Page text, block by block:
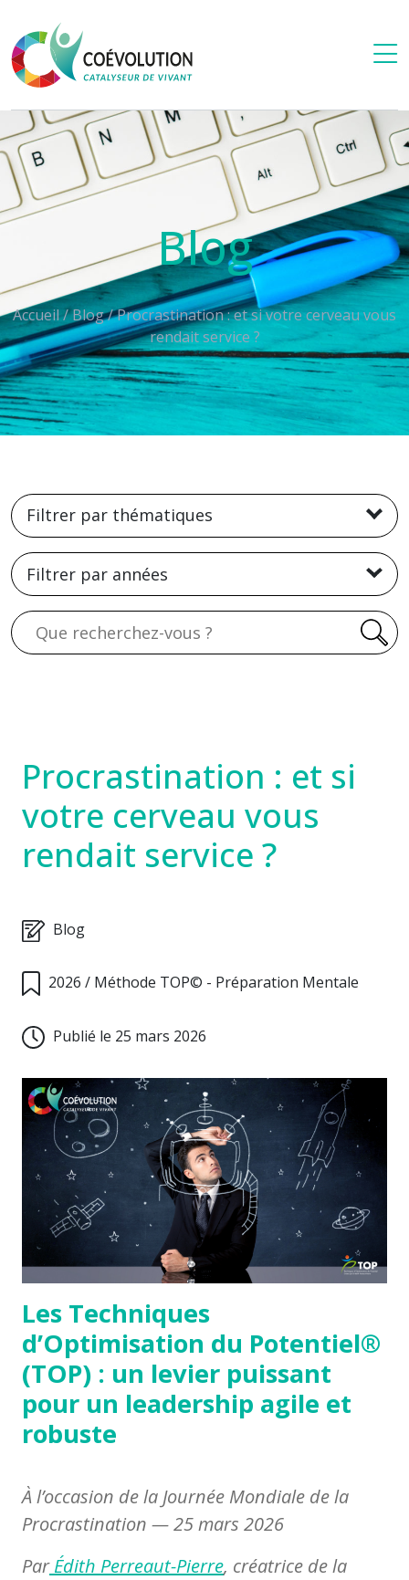
Blog
Accueil/Blog/Procrastination : et si votre cerveau vous
rendait service ?
Filtrer par thématiques
Filtrer par années
Procrastination : et si
votre cerveau vous
rendait service ?
Blog
2026 / Méthode TOP© - Préparation Mentale
Publié le 25 mars 2026
Les Techniques
d’Optimisation du Potentiel®
(TOP) : un levier puissant
pour un leadership agile et
robuste
À l’occasion de la Journée Mondiale de la
Procrastination — 25 mars 2026
ParÉdith Perreaut-Pierre, créatrice de la